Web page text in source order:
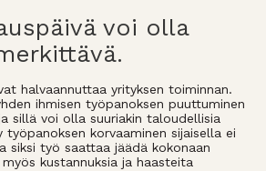
voi olla
halvaannuttaa yrityksen toiminnan.
ihmisen työpanoksen puuttuminen
sillä voi olla suuriakin taloudellisia
työpanoksen korvaaminen sijaisella ei
siksi työ saattaa jäädä kokonaan
kustannuksia ja haasteita